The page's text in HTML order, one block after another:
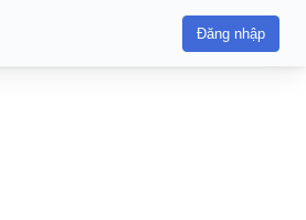
Đăng nhập